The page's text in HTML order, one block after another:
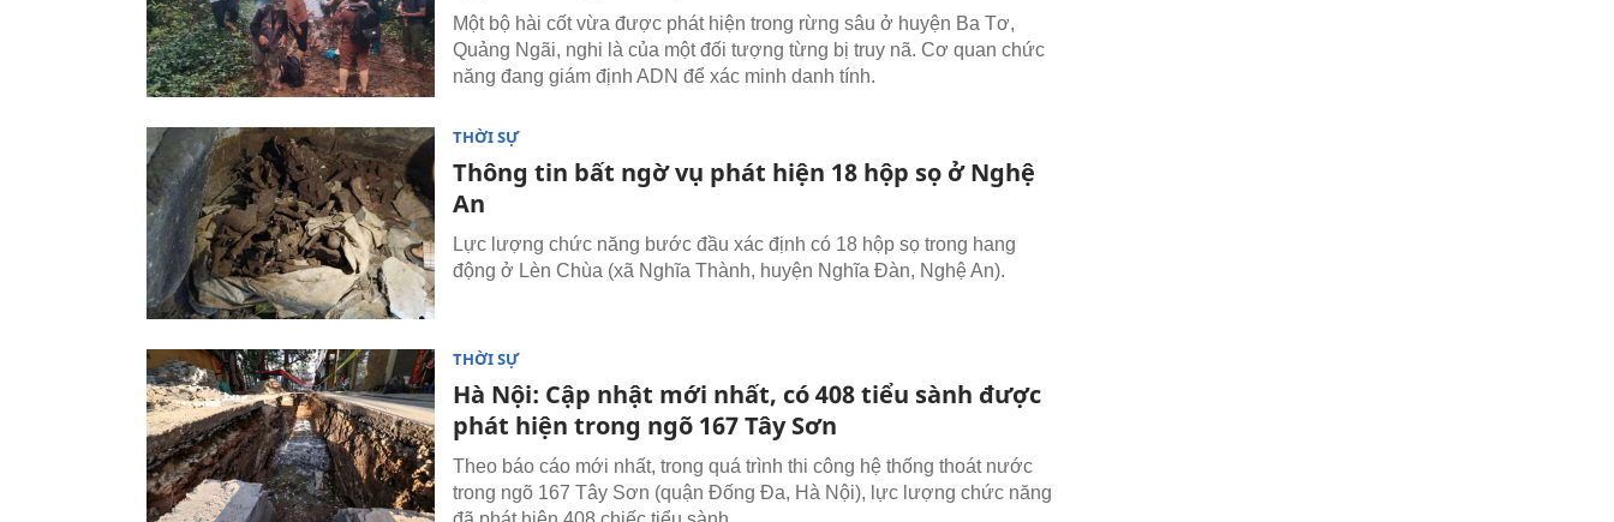
Một bộ hài cốt vừa được phát hiện trong rừng sâu ở huyện Ba Tơ,
Quảng Ngãi, nghi là của một đối tượng từng bị truy nã. Cơ quan chức
năng đang giám định ADN để xác minh danh tính.
THỜI SỰ
Thông tin bất ngờ vụ phát hiện 18 hộp sọ ở Nghệ
An
Lực lượng chức năng bước đầu xác định có 18 hộp sọ trong hang
động ở Lèn Chùa (xã Nghĩa Thành, huyện Nghĩa Đàn, Nghệ An).
THỜI SỰ
Hà Nội: Cập nhật mới nhất, có 408 tiểu sành được
phát hiện trong ngõ 167 Tây Sơn
Theo báo cáo mới nhất, trong quá trình thi công hệ thống thoát nước
trong ngõ 167 Tây Sơn (quận Đống Đa, Hà Nội), lực lượng chức năng